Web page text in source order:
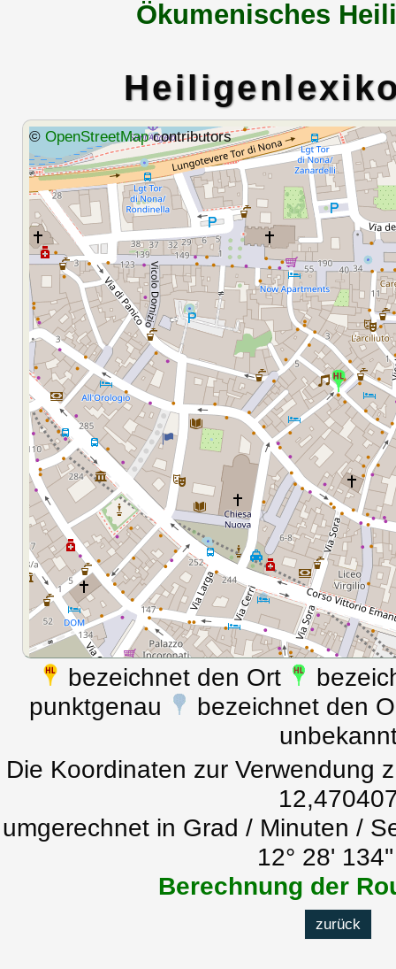
Ökumenisches
© OpenStreetMapcontributors
bezeichnet den Ort
punktgenau
bezeichnet den
Die Koordinaten zur Verwendung
umgerechnet in Grad / Minuten /
12° 28'
Berechnung der